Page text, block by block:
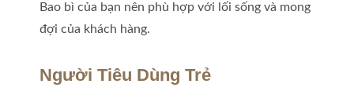
Bao bì của bạn nên phù hợp với lối sống và mong
đợi của khách hàng.
Người Tiêu Dùng Trẻ